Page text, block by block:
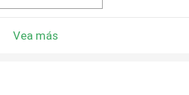
Vea más